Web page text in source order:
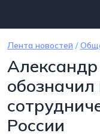
Лента новостей /
обозначил
России